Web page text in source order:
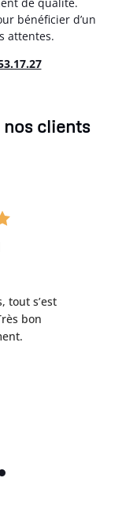
bénéficier d’un
attentes.
clients
tout s’est
bon